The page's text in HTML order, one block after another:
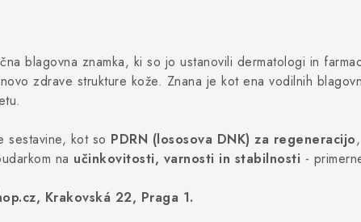
blagovna znamka, ki so jo ustanovili dermatologi in
zdrave strukture kože. Znana je kot ena vodilnih
sestavine, kot so PDRN (lososova DNK) za regeneracijo
na učinkovitosti, varnosti in stabilnosti -
Krakovská 22, Praga 1.